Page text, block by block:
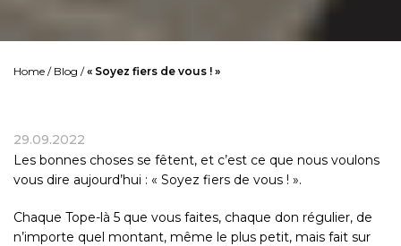
Home / Blog /« Soyez fiers de vous ! »
29.09.2022
Les bonnes choses se fêtent, et c’est ce que nous voulons
vous dire aujourd’hui : « Soyez fiers de vous ! ».
Chaque Tope-là 5 que vous faites, chaque don régulier, de
n’importe quel montant, même le plus petit, mais fait sur